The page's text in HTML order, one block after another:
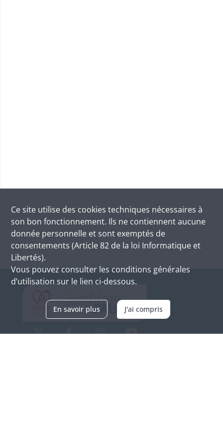
Ce site utilise des cookies techniques nécessaires à
son bon fonctionnement. Ils ne contiennent aucune
donnée personnelle et sont exemptés de
consentements (Article 82 de la loi Informatique et
Libertés).
Vous pouvez consulter les conditions générales
d’utilisation sur le lien ci-dessous.
En savoir plus J'ai compris